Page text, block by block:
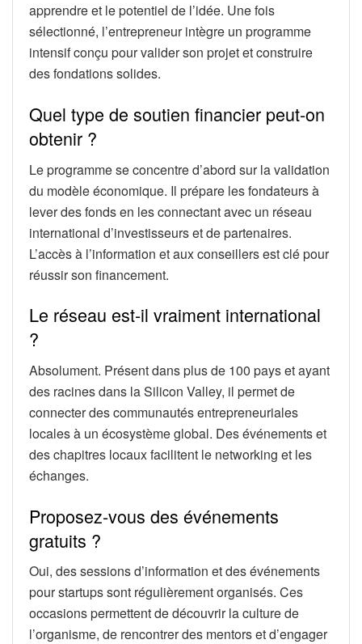
apprendre et le potentiel de l’idée. Une fois
sélectionné, l’entrepreneur intègre un programme
intensif conçu pour valider son projet et construire
des fondations solides.
Quel type de soutien financier peut-on
obtenir ?
Le programme se concentre d’abord sur la validation
du modèle économique. Il prépare les fondateurs à
lever des fonds en les connectant avec un réseau
international d’investisseurs et de partenaires.
L’accès à l’information et aux conseillers est clé pour
réussir son financement.
Le réseau est-il vraiment international
?
Absolument. Présent dans plus de 100 pays et ayant
des racines dans la Silicon Valley, il permet de
connecter des communautés entrepreneuriales
locales à un écosystème global. Des événements et
des chapitres locaux facilitent le networking et les
échanges.
Proposez-vous des événements
gratuits ?
Oui, des sessions d’information et des événements
pour startups sont régulièrement organisés. Ces
occasions permettent de découvrir la culture de
l’organisme, de rencontrer des mentors et d’engager